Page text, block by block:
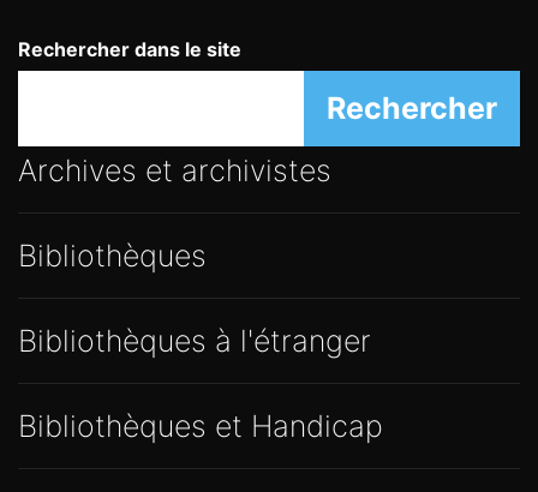
Rechercher dans le site
Rechercher
Archives et archivistes
Bibliothèques
Bibliothèques à l'étranger
Bibliothèques et Handicap